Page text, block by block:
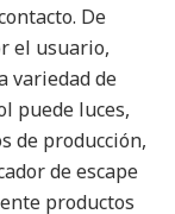
De
el usuario,
variedad de
puede luces,
de producción,
de escape
productos